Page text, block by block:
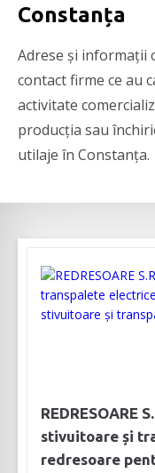
Constanța
Adrese și informații
contact firme ce au
activitate
producția sau
utilaje în Constanța.
REDRESOARE
stivuitoare și
redresoare